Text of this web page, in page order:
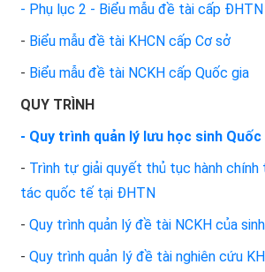
- Phụ lục 2 - Biểu mẫu đề tài cấp ĐHTN
- Biểu mẫu đề tài KHCN cấp Cơ sở
- Biểu mẫu đề tài NCKH cấp Quốc gia
QUY TRÌNH
- Quy trình quản lý lưu học sinh
- Trình tự giải quyết thủ tục hành
tác quốc tế tại ĐHTN
- Quy trình quản lý đề tài NCKH của
-Quy trình quản lý đề tài nghiên cứu